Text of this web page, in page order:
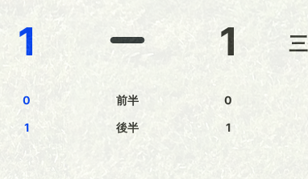
1
0
1
前半
後半
1
0
1